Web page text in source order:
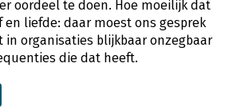
oordeel te doen. Hoe moeilijk dat
en liefde: daar moest ons gesprek
in organisaties blijkbaar onzegbaar
die dat heeft.